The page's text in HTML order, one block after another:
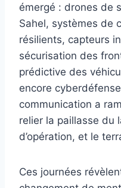
émergé : drones de
Sahel, systèmes de
résilients, capteurs
sécurisation des
prédictive des
encore
communication a
relier la paillasse du
d’opération, et le
Ces journées